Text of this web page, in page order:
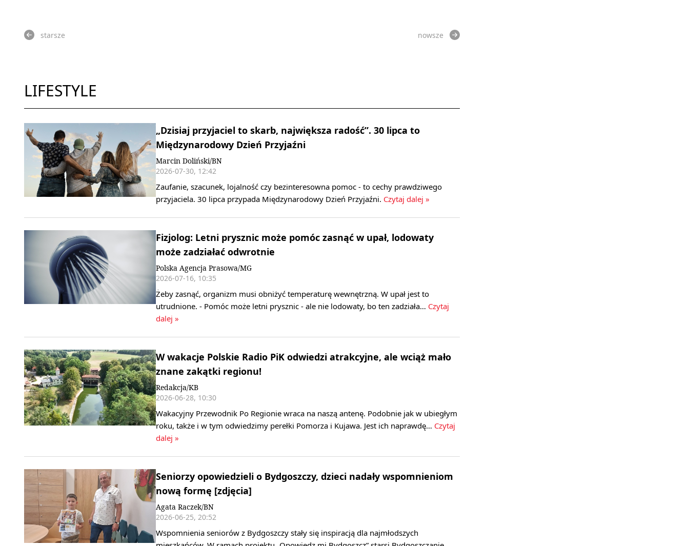
starsze nowsze
LIFESTYLE
„Dzisiaj przyjaciel to skarb, największa radość”. 30 lipca to
Międzynarodowy Dzień Przyjaźni
Marcin Doliński/BN
2026-07-30, 12:42
Zaufanie, szacunek, lojalność czy bezinteresowna pomoc - to cechy prawdziwego
przyjaciela. 30 lipca przypada Międzynarodowy Dzień Przyjaźni. Czytaj dalej »
Fizjolog: Letni prysznic może pomóc zasnąć w upał, lodowaty
może zadziałać odwrotnie
Polska Agencja Prasowa/MG
2026-07-16, 10:35
Żeby zasnąć, organizm musi obniżyć temperaturę wewnętrzną. W upał jest to
utrudnione. - Pomóc może letni prysznic - ale nie lodowaty, bo ten zadziała… Czytaj
dalej »
W wakacje Polskie Radio PiK odwiedzi atrakcyjne, ale wciąż mało
znane zakątki regionu!
Redakcja/KB
2026-06-28, 10:30
Wakacyjny Przewodnik Po Regionie wraca na naszą antenę. Podobnie jak w ubiegłym
roku, także i w tym odwiedzimy perełki Pomorza i Kujawa. Jest ich naprawdę… Czytaj
dalej »
Seniorzy opowiedzieli o Bydgoszczy, dzieci nadały wspomnieniom
nową formę [zdjęcia]
Agata Raczek/BN
2026-06-25, 20:52
Wspomnienia seniorów z Bydgoszczy stały się inspiracją dla najmłodszych